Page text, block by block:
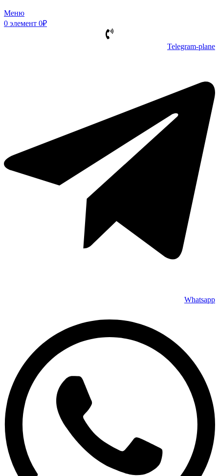
Меню
0 элемент 0₽
Telegram-plane
Whatsapp